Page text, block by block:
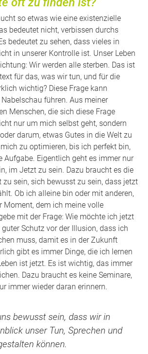
so etwas wie eine existenzielle
bedeutet nicht, verbissen durchs
bedeutet zu sehen, dass vieles in
in unserer Kontrolle ist. Unser Leben
Wir werden alle sterben. Das ist
für das, was wir tun, und für die
wichtig? Diese Frage kann
führen. Aus meiner
Menschen, die sich diese Frage
nur um mich selbst geht, sondern
darum, etwas Gutes in die Welt zu
zu optimieren, bis ich perfekt bin,
Aufgabe. Eigentlich geht es immer nur
im Jetzt zu sein. Dazu braucht es die
zu sein, sich bewusst zu sein, dass jetzt
Ob ich alleine bin oder mit anderen,
Moment, dem ich meine volle
mit der Frage: Wie möchte ich jetzt
guter Schutz vor der Illusion, dass ich
muss, damit es in der Zukunft
gibt es immer Dinge, die ich lernen
ist jetzt. Es ist wichtig, das immer
Dazu braucht es keine Seminare,
immer wieder daran erinnern.
bewusst sein, dass wir in
unser Tun, Sprechen und
können.